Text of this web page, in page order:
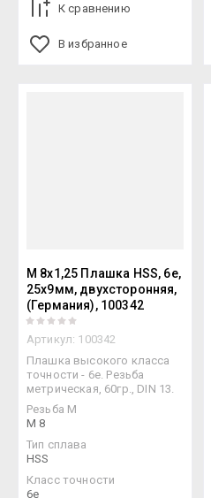
К сравнению
В избранное
M 8x1,25 Плашка HSS, 6e,
25x9мм, двухсторонняя,
(Германия), 100342
Артикул: 100342
Плашка высокого класса
точности - 6e. Резьба
метрическая, 60гр., DIN 13.
Резьба М
M 8
Тип сплава
HSS
Класс точности
6e